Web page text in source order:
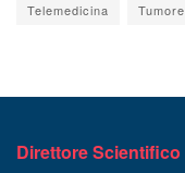
Telemedicina Tumore
Direttore Scientifico